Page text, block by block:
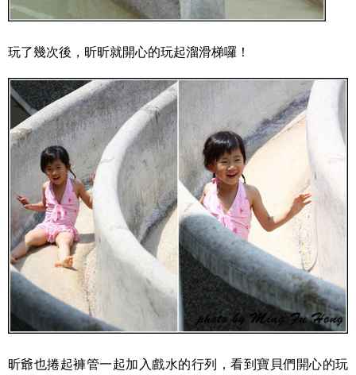
玩了幾次後，昕昕就開心的玩起溜滑梯囉！
昕爺也捲起褲管一起加入戲水的行列，看到寶貝們開心的玩